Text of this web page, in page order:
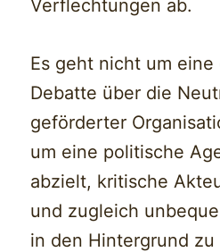
Verflechtungen ab.
Es geht nicht um
Debatte über die
geförderter
um eine politische
abzielt, kritische
und zugleich
in den Hintergrund zu